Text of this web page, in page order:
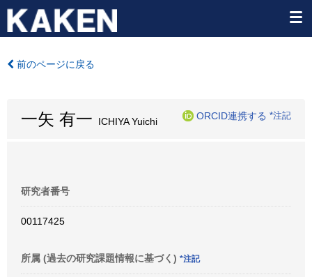
前のページに戻る
一矢 有一 ICHIYA Yuichi
ORCID連携する *注記
研究者番号
00117425
所属 (過去の研究課題情報に基づく) *注記